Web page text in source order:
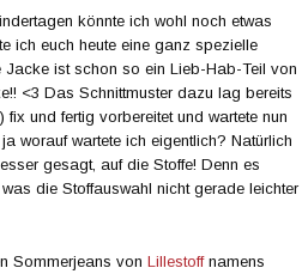
könnte ich wohl noch etwas
ich euch heute eine ganz spezielle
ist schon so ein Lieb-Hab-Teil von
<3 Das Schnittmuster dazu lag bereits
fix und fertig vorbereitet und wartete nun
worauf wartete ich eigentlich? Natürlich
gesagt, auf die Stoffe! Denn es
die Stoffauswahl nicht gerade leichter
Sommerjeans von Lillestoffnamens